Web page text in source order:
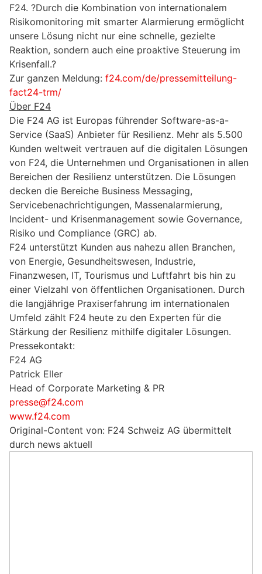
F24. ?Durch die Kombination von internationalem
Risikomonitoring mit smarter Alarmierung ermöglicht
unsere Lösung nicht nur eine schnelle, gezielte
Reaktion, sondern auch eine proaktive Steuerung im
Krisenfall.?
Zur ganzen Meldung: f24.com/de/pressemitteilung-
fact24-trm/
Über F24
Die F24 AG ist Europas führender Software-as-a-
Service (SaaS) Anbieter für Resilienz. Mehr als 5.500
Kunden weltweit vertrauen auf die digitalen Lösungen
von F24, die Unternehmen und Organisationen in allen
Bereichen der Resilienz unterstützen. Die Lösungen
decken die Bereiche Business Messaging,
Servicebenachrichtigungen, Massenalarmierung,
Incident- und Krisenmanagement sowie Governance,
Risiko und Compliance (GRC) ab.
F24 unterstützt Kunden aus nahezu allen Branchen,
von Energie, Gesundheitswesen, Industrie,
Finanzwesen, IT, Tourismus und Luftfahrt bis hin zu
einer Vielzahl von öffentlichen Organisationen. Durch
die langjährige Praxiserfahrung im internationalen
Umfeld zählt F24 heute zu den Experten für die
Stärkung der Resilienz mithilfe digitaler Lösungen.
Pressekontakt:
F24 AG
Patrick Eller
Head of Corporate Marketing & PR
presse@f24.com
www.f24.com
Original-Content von: F24 Schweiz AG übermittelt
durch news aktuell